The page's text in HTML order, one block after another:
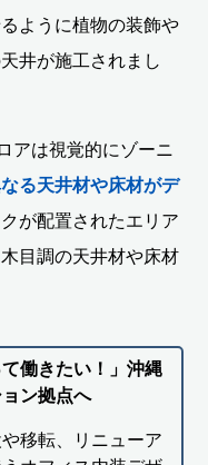
ように植物の装飾や
井が施工されまし
アは視覚的にゾーニ
る天井材や床材がデ
が配置されたエリア
目調の天井材や床材
て働きたい！」沖縄
ン拠点へ
移転、リニューア